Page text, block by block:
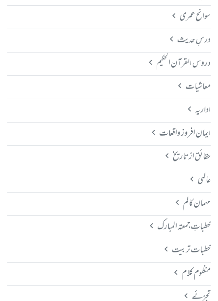
سوانح عمری
درسِ حدیث
دروس القرآن الحکیم
معاشیات
اداریہ
ایمان افروز واقعات
حقائق از تاریخ
عالمی
مہمان کالم
خطباتِ جمعتہ المبارک
خطبات تربیت
منظوم کلام
تجزئے